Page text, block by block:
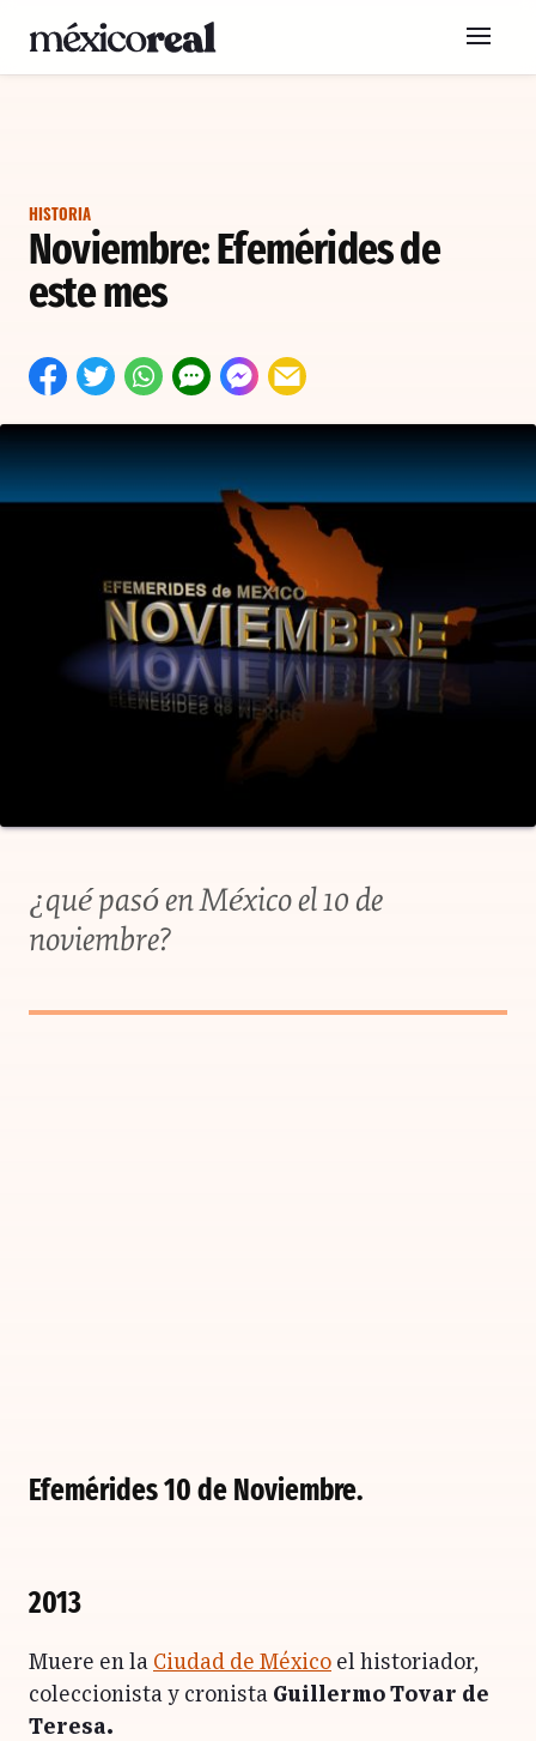
HISTORIA
Noviembre: Efemérides de
este mes
¿qué pasó en México el 10 de
noviembre?
Efemérides 10 de Noviembre.
2013
Muere en la Ciudad de México el historiador,
coleccionista y cronista Guillermo Tovar de
Teresa.